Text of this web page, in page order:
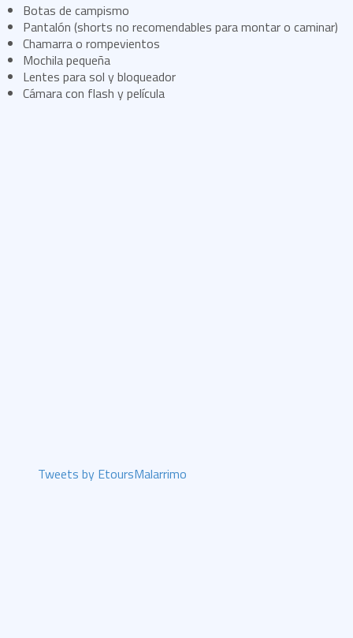
Botas de campismo
Pantalón (shorts no recomendables para montar o caminar)
Chamarra o rompevientos
Mochila pequeña
Lentes para sol y bloqueador
Cámara con flash y película
Tweets by EtoursMalarrimo